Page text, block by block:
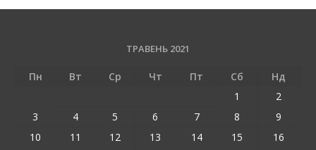
e
o
ittai ді
и
т
ТРАВЕНЬ 2021
Пн Вт Ср Чт Пт Сб
Нд
1
2
3
4 5 6 7 8
9
10
11 12 13 14 15
16